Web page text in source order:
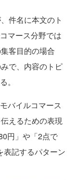
件名に本文のト
マース分野では
客目的の場合
で、内容のトピ
。
バイルコマース
えるための表現
円」や「2点で
記するパターン